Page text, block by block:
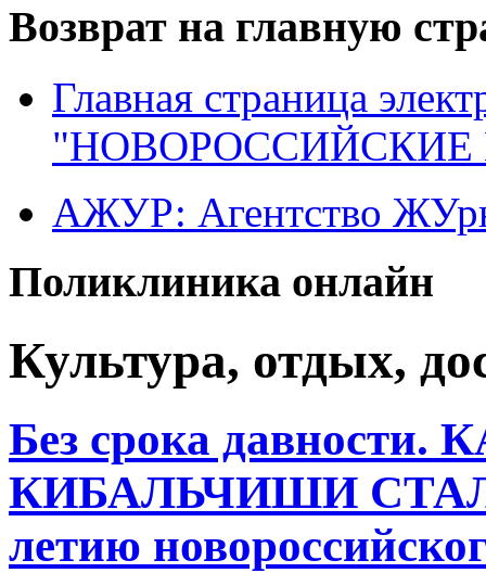
Возврат на главную
Главная страница
"НОВОРОССИЙСКИЕ
АЖУР: Агентство
Поликлиника онлайн
Культура, отдых,
Без срока
КИБАЛЬЧИШИ
летию